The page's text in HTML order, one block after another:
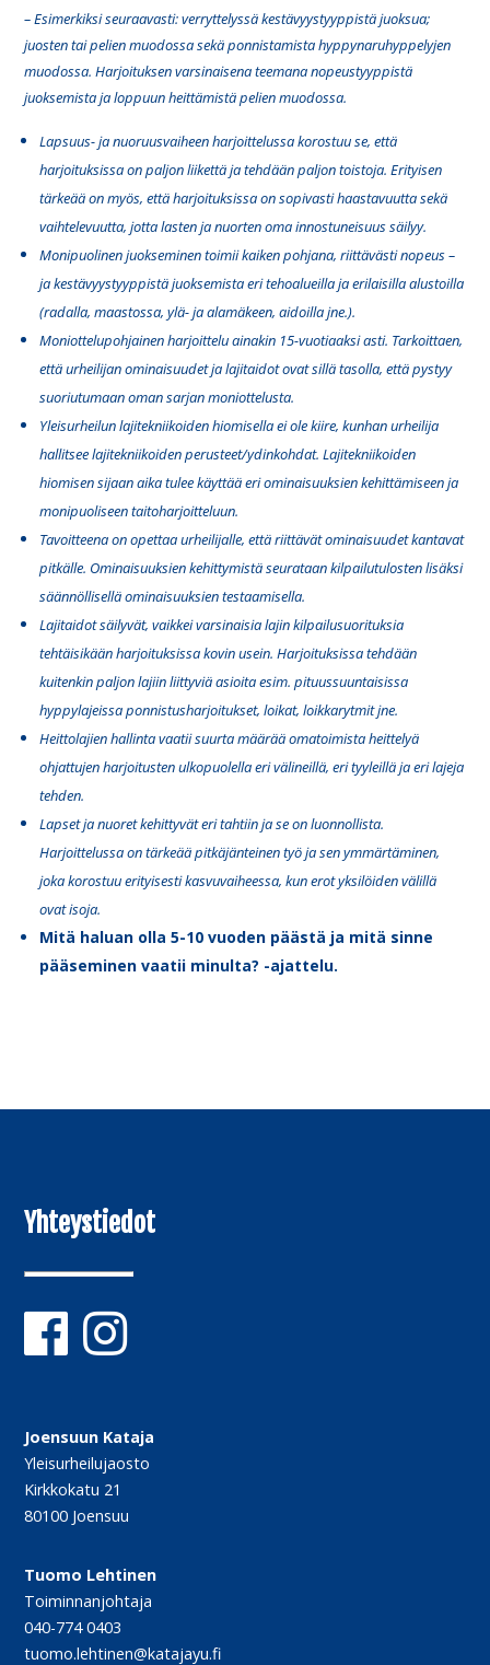
– Esimerkiksi seuraavasti: verryttelyssä kestävyystyyppistä juoksua;
juosten tai pelien muodossa sekä ponnistamista hyppynaruhyppelyjen
muodossa. Harjoituksen varsinaisena teemana nopeustyyppistä
juoksemista ja loppuun heittämistä pelien muodossa.
Lapsuus- ja nuoruusvaiheen harjoittelussa korostuu se, että
harjoituksissa on paljon liikettä ja tehdään paljon toistoja. Erityisen
tärkeää on myös, että harjoituksissa on sopivasti haastavuutta sekä
vaihtelevuutta, jotta lasten ja nuorten oma innostuneisuus säilyy.
Monipuolinen juokseminen toimii kaiken pohjana, riittävästi nopeus –
ja kestävyystyyppistä juoksemista eri tehoalueilla ja erilaisilla alustoilla
(radalla, maastossa, ylä- ja alamäkeen, aidoilla jne.).
Moniottelupohjainen harjoittelu ainakin 15-vuotiaaksi asti. Tarkoittaen,
että urheilijan ominaisuudet ja lajitaidot ovat sillä tasolla, että pystyy
suoriutumaan oman sarjan moniottelusta.
Yleisurheilun lajitekniikoiden hiomisella ei ole kiire, kunhan urheilija
hallitsee lajitekniikoiden perusteet/ydinkohdat. Lajitekniikoiden
hiomisen sijaan aika tulee käyttää eri ominaisuuksien kehittämiseen ja
monipuoliseen taitoharjoitteluun.
Tavoitteena on opettaa urheilijalle, että riittävät ominaisuudet kantavat
pitkälle. Ominaisuuksien kehittymistä seurataan kilpailutulosten lisäksi
säännöllisellä ominaisuuksien testaamisella.
Lajitaidot säilyvät, vaikkei varsinaisia lajin kilpailusuorituksia
tehtäisikään harjoituksissa kovin usein. Harjoituksissa tehdään
kuitenkin paljon lajiin liittyviä asioita esim. pituussuuntaisissa
hyppylajeissa ponnistusharjoitukset, loikat, loikkarytmit jne.
Heittolajien hallinta vaatii suurta määrää omatoimista heittelyä
ohjattujen harjoitusten ulkopuolella eri välineillä, eri tyyleillä ja eri lajeja
tehden.
Lapset ja nuoret kehittyvät eri tahtiin ja se on luonnollista.
Harjoittelussa on tärkeää pitkäjänteinen työ ja sen ymmärtäminen,
joka korostuu erityisesti kasvuvaiheessa, kun erot yksilöiden välillä
ovat isoja.
Mitä haluan olla 5-10 vuoden päästä ja mitä sinne
pääseminen vaatii minulta? -ajattelu.
Yhteystiedot
Joensuun Kataja
Yleisurheilujaosto
Kirkkokatu 21
80100 Joensuu
Tuomo Lehtinen
Toiminnanjohtaja
040-774 0403
tuomo.lehtinen@katajayu.fi